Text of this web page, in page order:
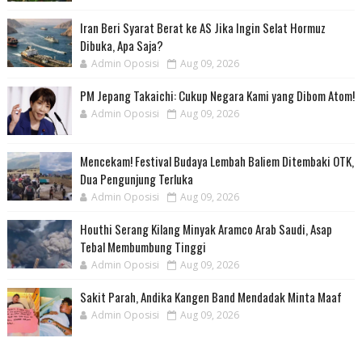
Iran Beri Syarat Berat ke AS Jika Ingin Selat Hormuz
Dibuka, Apa Saja?
Admin Oposisi Aug 09, 2026
PM Jepang Takaichi: Cukup Negara Kami yang Dibom Atom!
Admin Oposisi Aug 09, 2026
Mencekam! Festival Budaya Lembah Baliem Ditembaki OTK,
Dua Pengunjung Terluka
Admin Oposisi Aug 09, 2026
Houthi Serang Kilang Minyak Aramco Arab Saudi, Asap
Tebal Membumbung Tinggi
Admin Oposisi Aug 09, 2026
Sakit Parah, Andika Kangen Band Mendadak Minta Maaf
Admin Oposisi Aug 09, 2026